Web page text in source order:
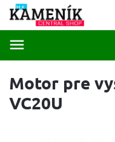
Motor pre
VC20U